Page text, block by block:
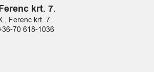
Ferenc krt. 7.
Ferenc krt. 7.
70 618-1036